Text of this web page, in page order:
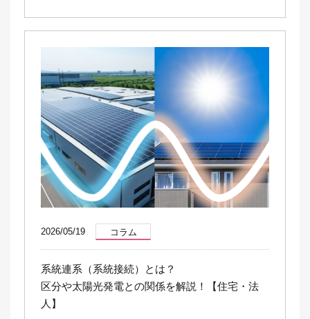
2026/05/19 コラム
系統連系（系統接続）とは？
区分や太陽光発電との関係を解説！【住宅・法
人】